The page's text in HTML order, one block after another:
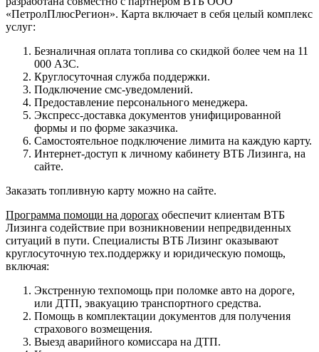
«ПетролПлюсРегион». Карта включает в себя целый комплекс
услуг:
Безналичная оплата топлива со скидкой более чем на 11
000 АЗС.
Круглосуточная служба поддержки.
Подключение смс-уведомлений.
Предоставление персонального менеджера.
Экспресс-доставка документов унифицированной
формы и по форме заказчика.
Самостоятельное подключение лимита на каждую карту.
Интернет-доступ к личному кабинету ВТБ Лизинга, на
сайте.
Заказать топливную карту можно на сайте.
Программа помощи на дорогах обеспечит клиентам ВТБ
Лизинга содействие при возникновении непредвиденных
ситуаций в пути. Специалисты ВТБ Лизинг оказывают
круглосуточную тех.поддержку и юридическую помощь,
включая:
Экстренную техпомощь при поломке авто на дороге,
или ДТП, эвакуацию транспортного средства.
Помощь в комплектации документов для получения
страхового возмещения.
Выезд аварийного комиссара на ДТП.